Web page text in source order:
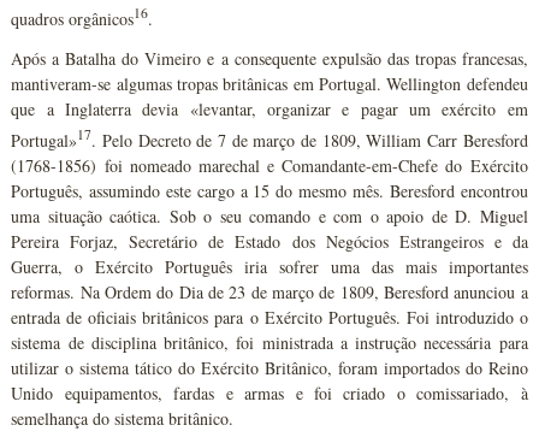
quadros orgânicos16.
Após a Batalha do Vimeiro e a consequente expulsão das tropas francesas,
mantiveram-se algumas tropas britânicas em Portugal. Wellington defendeu
que a Inglaterra devia «levantar, organizar e pagar um exército em
Portugal»17. Pelo Decreto de 7 de março de 1809, William Carr Beresford
(1768-1856) foi nomeado marechal e Comandante-em-Chefe do Exército
Português, assumindo este cargo a 15 do mesmo mês. Beresford encontrou
uma situação caótica. Sob o seu comando e com o apoio de D. Miguel
Pereira Forjaz, Secretário de Estado dos Negócios Estrangeiros e da
Guerra, o Exército Português iria sofrer uma das mais importantes
reformas. Na Ordem do Dia de 23 de março de 1809, Beresford anunciou a
entrada de oficiais britânicos para o Exército Português. Foi introduzido o
sistema de disciplina britânico, foi ministrada a instrução necessária para
utilizar o sistema tático do Exército Britânico, foram importados do Reino
Unido equipamentos, fardas e armas e foi criado o comissariado, à
semelhança do sistema britânico.